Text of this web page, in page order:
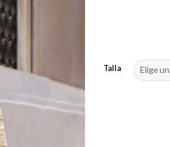
Talla